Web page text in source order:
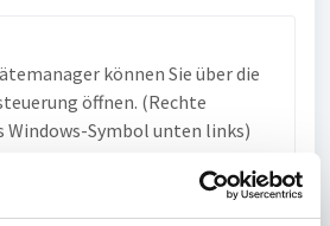
können Sie über die
öffnen. (Rechte
Windows-Symbol unten links)